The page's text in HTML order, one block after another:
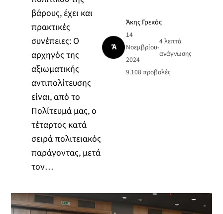
βάρους, έχει και
πρακτικές
συνέπειες: Ο
αρχηγός της
αξιωματικής
αντιπολίτευσης
είναι, από το
Πολίτευμά μας, ο
τέταρτος κατά
σειρά πολιτειακός
παράγοντας, μετά
τον…
Ά
Άκης Γρεκός
14
Νοεμβρίου
2024
•
4 λεπτά
ανάγνωσης
9.108 προβολές